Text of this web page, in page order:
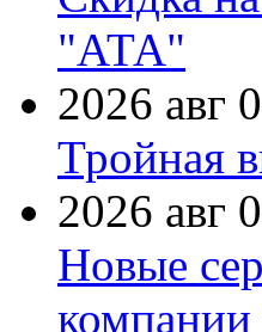
"АТА"
2026 авг
Тройная
2026 авг
Новые
компании